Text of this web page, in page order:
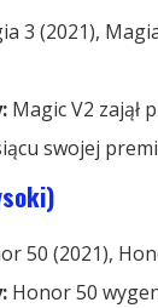
3 (2021),
Magic V2 zajął
swojej
50 (2021),
Honor 50